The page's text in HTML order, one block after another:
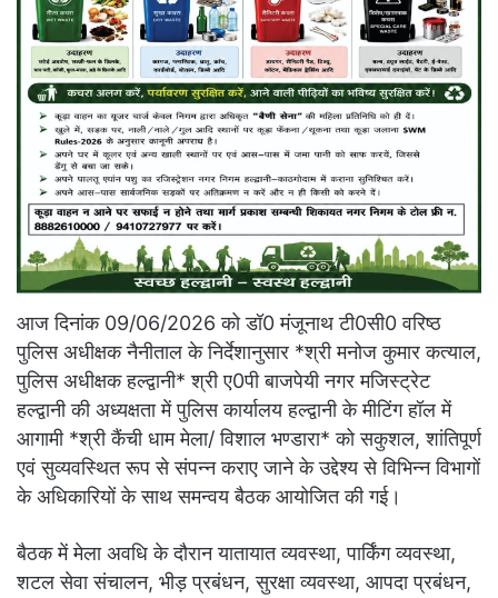
आज दिनांक 09/06/2026 को डॉ0 मंजूनाथ टी0सी0 वरिष्ठ
पुलिस अधीक्षक नैनीताल के निर्देशानुसार *श्री मनोज कुमार कत्याल,
पुलिस अधीक्षक हल्द्वानी* श्री ए0पी बाजपेयी नगर मजिस्ट्रेट
हल्द्वानी की अध्यक्षता में पुलिस कार्यालय हल्द्वानी के मीटिंग हॉल में
आगामी *श्री कैंची धाम मेला/ विशाल भण्डारा* को सकुशल, शांतिपूर्ण
एवं सुव्यवस्थित रूप से संपन्न कराए जाने के उद्देश्य से विभिन्न विभागों
के अधिकारियों के साथ समन्वय बैठक आयोजित की गई।
बैठक में मेला अवधि के दौरान यातायात व्यवस्था, पार्किंग व्यवस्था,
शटल सेवा संचालन, भीड़ प्रबंधन, सुरक्षा व्यवस्था, आपदा प्रबंधन,